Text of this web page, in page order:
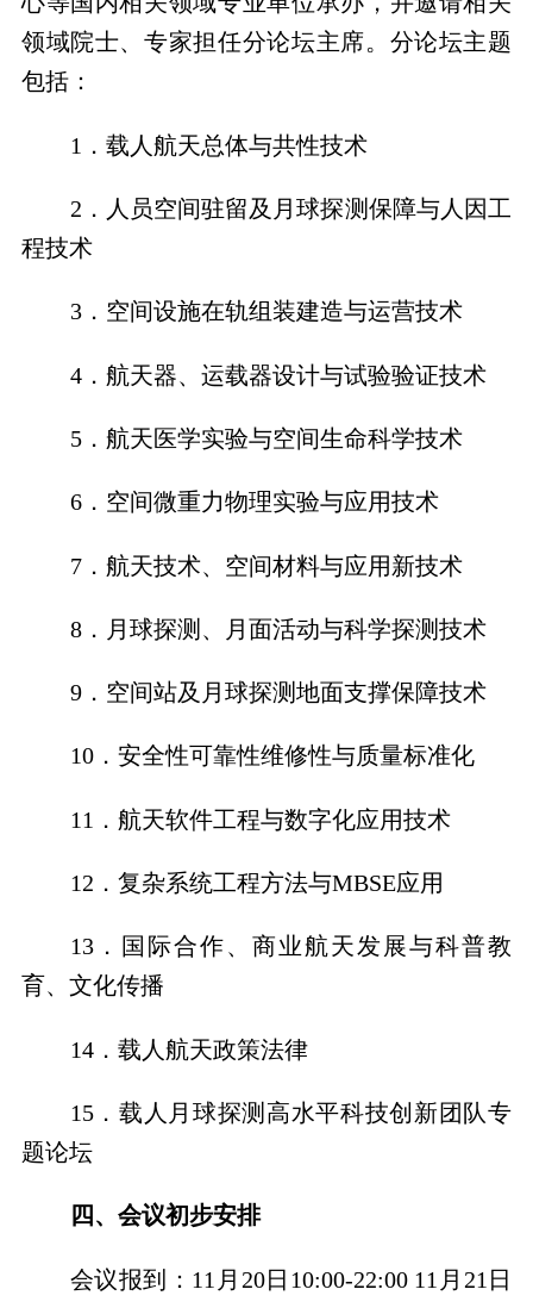
领域院士、专家担任分论坛主席。分论坛主题
包括：
1． 载人航天总体与共性技术
2． 人员空间驻留及月球探测保障与人因工
程技术
3． 空间设施在轨组装建造与运营技术
4． 航天器、运载器设计与试验验证技术
5． 航天医学实验与空间生命科学技术
6． 空间微重力物理实验与应用技术
7． 航天技术、空间材料与应用新技术
8． 月球探测、月面活动与科学探测技术
9． 空间站及月球探测地面支撑保障技术
10． 安全性可靠性维修性与质量标准化
11． 航天软件工程与数字化应用技术
12． 复杂系统工程方法与MBSE应用
13． 国际合作、商业航天发展与科普教
育、文化传播
14． 载人航天政策法律
15． 载人月球探测高水平科技创新团队专
题论坛
四、会议初步安排
会议报到 ： 11 月 20日 10:00-22:00 11 月 21 日